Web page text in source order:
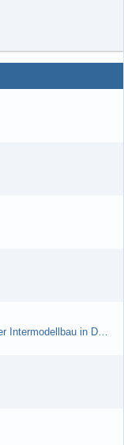
Brushless Buggy Cup am 10.04.2013 auf der Intermodellbau in Dortmund